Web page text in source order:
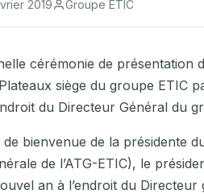
2019 Groupe ETIC
cérémonie de
siège du groupe ETIC
du Directeur Général du
bienvenue de la présidente
de l’ATG-ETIC), le
an à l’endroit du Directeur